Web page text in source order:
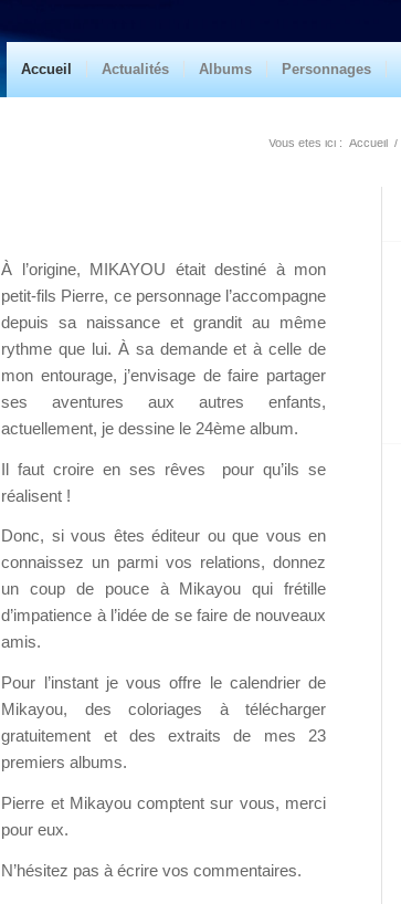
Accueil Actualités Albums Personnages
Vous êtes ici : Accueil /
À l’origine, MIKAYOU était destiné à mon
petit-fils Pierre, ce personnage l’accompagne
depuis sa naissance et grandit au même
rythme que lui. À sa demande et à celle de
mon entourage, j’envisage de faire partager
ses aventures aux autres enfants,
actuellement, je dessine le 24ème album.
Il faut croire en ses rêves pour qu’ils se
réalisent !
Donc, si vous êtes éditeur ou que vous en
connaissez un parmi vos relations, donnez
un coup de pouce à Mikayou qui frétille
d’impatience à l’idée de se faire de nouveaux
amis.
Pour l’instant je vous offre le calendrier de
Mikayou, des coloriages à télécharger
gratuitement et des extraits de mes 23
premiers albums.
Pierre et Mikayou comptent sur vous, merci
pour eux.
N’hésitez pas à écrire vos commentaires.